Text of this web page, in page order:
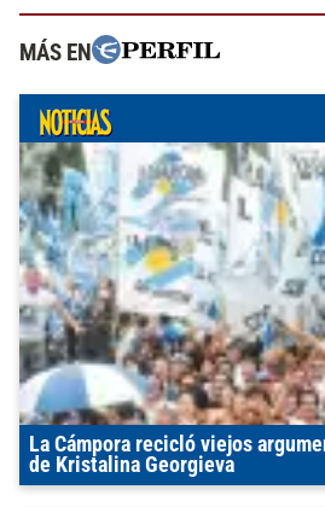
MÁS EN
La Cámpora recicló viejos
de Kristalina Georgieva